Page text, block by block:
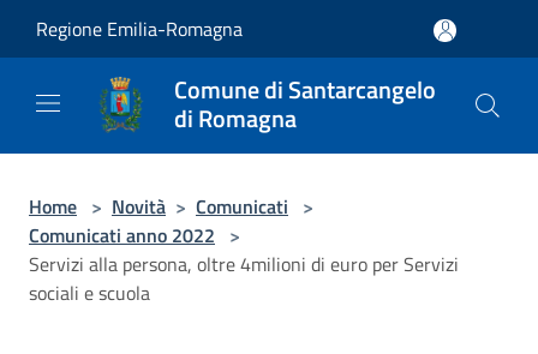
Regione Emilia-Romagna
Comune di Santarcangelo
di Romagna
Home > Novità > Comunicati >
Comunicati anno 2022 >
Servizi alla persona, oltre 4milioni di euro per Servizi
sociali e scuola